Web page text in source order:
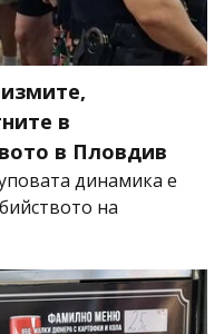
в
в Пловдив
динамика е
на